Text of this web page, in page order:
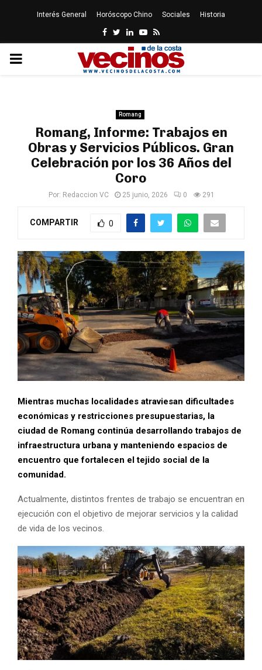
Interés General Horóscopo Chino Sociales Historia
Facebook
Twitter
LinkedinYoutube
Rss
PRIMARY
Romang
Romang, Informe: Trabajos en
Obras y Servicios Públicos. Gran
Celebración por los 36 Años del
Coro
Por: Redaccion VC 25 junio, 2026 0 291
COMPARTIR 0
Mientras muchas localidades atraviesan dificultades
económicas y restricciones presupuestarias, la
ciudad de Romang continúa desarrollando trabajos de
infraestructura urbana y manteniendo espacios de
encuentro que fortalecen el tejido social de la
comunidad.
Actualmente, distintos frentes de trabajo se encuentran en
ejecución con el objetivo de mejorar servicios y la calidad
de vida de los vecinos.